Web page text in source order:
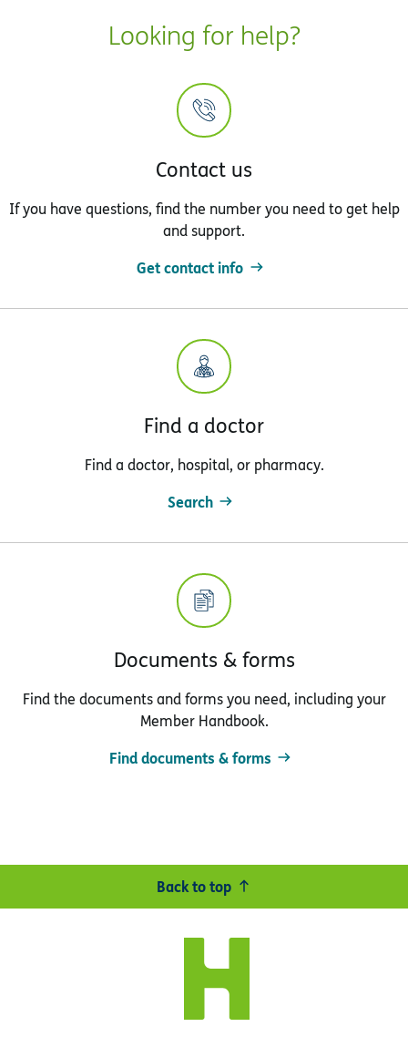
Looking for help?
Contact us
If you have questions, find the number you need to get help
and support.
Get contact info
Find a doctor
Find a doctor, hospital, or pharmacy.
Search
Documents & forms
Find the documents and forms you need, including your
Member Handbook.
Find documents & forms
Back to top